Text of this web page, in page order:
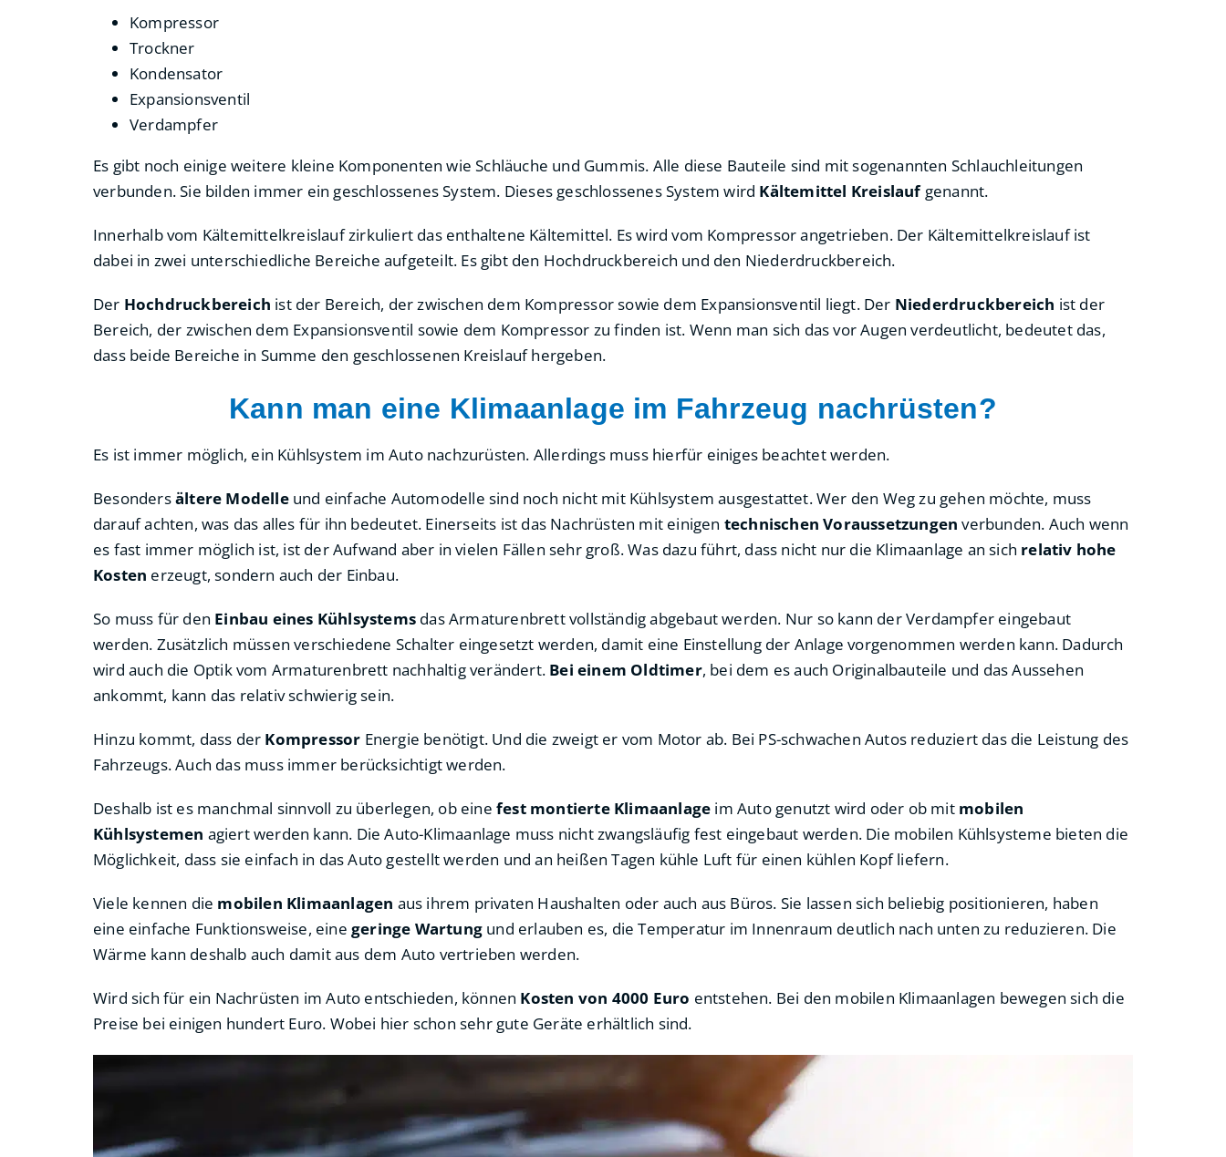
Kompressor
Trockner
Kondensator
Expansionsventil
Verdampfer
Es gibt noch einige weitere kleine Komponenten wie Schläuche und Gummis. Alle diese Bauteile sind mit sogenannten Schlauchleitungen
verbunden. Sie bilden immer ein geschlossenes System. Dieses geschlossenes System wird Kältemittel Kreislaufgenannt.
Innerhalb vom Kältemittelkreislauf zirkuliert das enthaltene Kältemittel. Es wird vom Kompressor angetrieben. Der Kältemittelkreislauf ist
dabei in zwei unterschiedliche Bereiche aufgeteilt. Es gibt den Hochdruckbereich und den Niederdruckbereich.
Der Hochdruckbereich ist der Bereich, der zwischen dem Kompressor sowie dem Expansionsventil liegt. Der Niederdruckbereich ist der
Bereich, der zwischen dem Expansionsventil sowie dem Kompressor zu finden ist. Wenn man sich das vor Augen verdeutlicht, bedeutet das,
dass beide Bereiche in Summe den geschlossenen Kreislauf hergeben.
Kann man eine Klimaanlage im Fahrzeug nachrüsten?
Es ist immer möglich, ein Kühlsystem im Auto nachzurüsten. Allerdings muss hierfür einiges beachtet werden.
Besondersältere Modelleund einfache Automodelle sind noch nicht mit Kühlsystem ausgestattet. Wer den Weg zu gehen möchte, muss
darauf achten, was das alles für ihn bedeutet. Einerseits ist das Nachrüsten mit einigen technischen Voraussetzungen verbunden. Auch wenn
es fast immer möglich ist, ist der Aufwand aber in vielen Fällen sehr groß. Was dazu führt, dass nicht nur die Klimaanlage an sich relativ hohe
Kosten erzeugt, sondern auch der Einbau.
So muss für den Einbau eines Kühlsystemsdas Armaturenbrett vollständig abgebaut werden. Nur so kann der Verdampfer eingebaut
werden. Zusätzlich müssen verschiedene Schalter eingesetzt werden, damit eine Einstellung der Anlage vorgenommen werden kann. Dadurch
wird auch die Optik vom Armaturenbrett nachhaltig verändert. Bei einem Oldtimer, bei dem es auch Originalbauteile und das Aussehen
ankommt, kann das relativ schwierig sein.
Hinzu kommt, dass der Kompressor Energie benötigt. Und die zweigt er vom Motor ab. Bei PS-schwachen Autos reduziert das die Leistung des
Fahrzeugs. Auch das muss immer berücksichtigt werden.
Deshalb ist es manchmal sinnvoll zu überlegen, ob eine fest montierte Klimaanlage im Auto genutzt wird oder ob mit mobilen
Kühlsystemen agiert werden kann. Die Auto-Klimaanlage muss nicht zwangsläufig fest eingebaut werden. Die mobilen Kühlsysteme bieten die
Möglichkeit, dass sie einfach in das Auto gestellt werden und an heißen Tagen kühle Luft für einen kühlen Kopf liefern.
Viele kennen die mobilen Klimaanlagen aus ihrem privaten Haushalten oder auch aus Büros. Sie lassen sich beliebig positionieren, haben
eine einfache Funktionsweise, eine geringe Wartungund erlauben es, die Temperatur im Innenraum deutlich nach unten zu reduzieren. Die
Wärme kann deshalb auch damit aus dem Auto vertrieben werden.
Wird sich für ein Nachrüsten im Auto entschieden, können Kosten von 4000 Euro entstehen. Bei den mobilen Klimaanlagen bewegen sich die
Preise bei einigen hundert Euro. Wobei hier schon sehr gute Geräte erhältlich sind.